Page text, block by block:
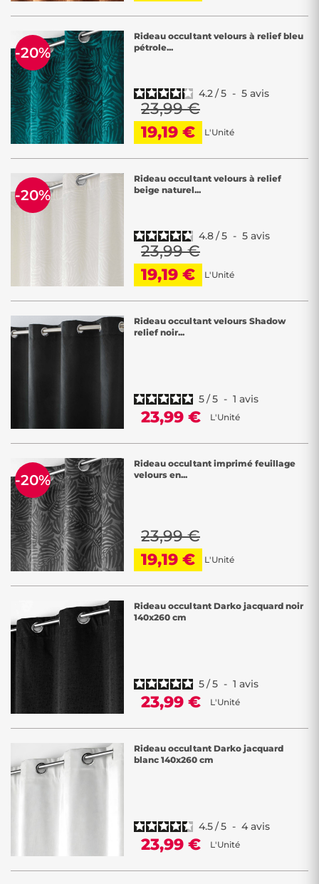
Rideau occultant velours à relief bleu
pétrole...
4.2 /5 - 5 avis
23,99 €
19,19 €
L'Unité
-20%
Rideau occultant velours à relief
beige naturel...
4.8/5 - 5 avis
23,99 €
19,19 €
L'Unité
-20%
Rideau occultant velours Shadow
relief noir...
5/5 - 1 avis
23,99 € L'Unité
Rideau occultant imprimé feuillage
velours en...
23,99 €
19,19 €
L'Unité
-20%
Rideau occultant Darko jacquard noir
140x260 cm
5/5 - 1 avis
23,99 € L'Unité
Rideau occultant Darko jacquard
blanc 140x260 cm
4.5/5 - 4 avis
23,99 € L'Unité